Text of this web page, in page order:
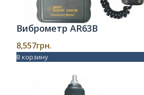
Виброметр AR63B
8,557грн.
В корзину